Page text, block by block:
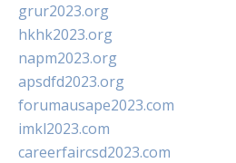
grur2023.org
hkhk2023.org
napm2023.org
apsdfd2023.org
forumausape2023.com
imkl2023.com
careerfaircsd2023.com